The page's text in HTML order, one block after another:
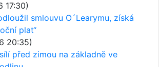
17:30)
smlouvu O´Learymu, získá
plat“
20:35)
před zimou na základně ve